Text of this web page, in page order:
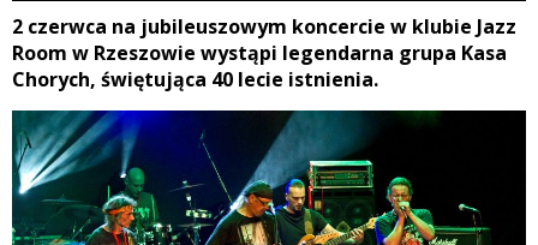
2 czerwca na jubileuszowym koncercie w klubie Jazz
Room w Rzeszowie wystąpi legendarna grupa Kasa
Chorych, świętująca 40 lecie istnienia.